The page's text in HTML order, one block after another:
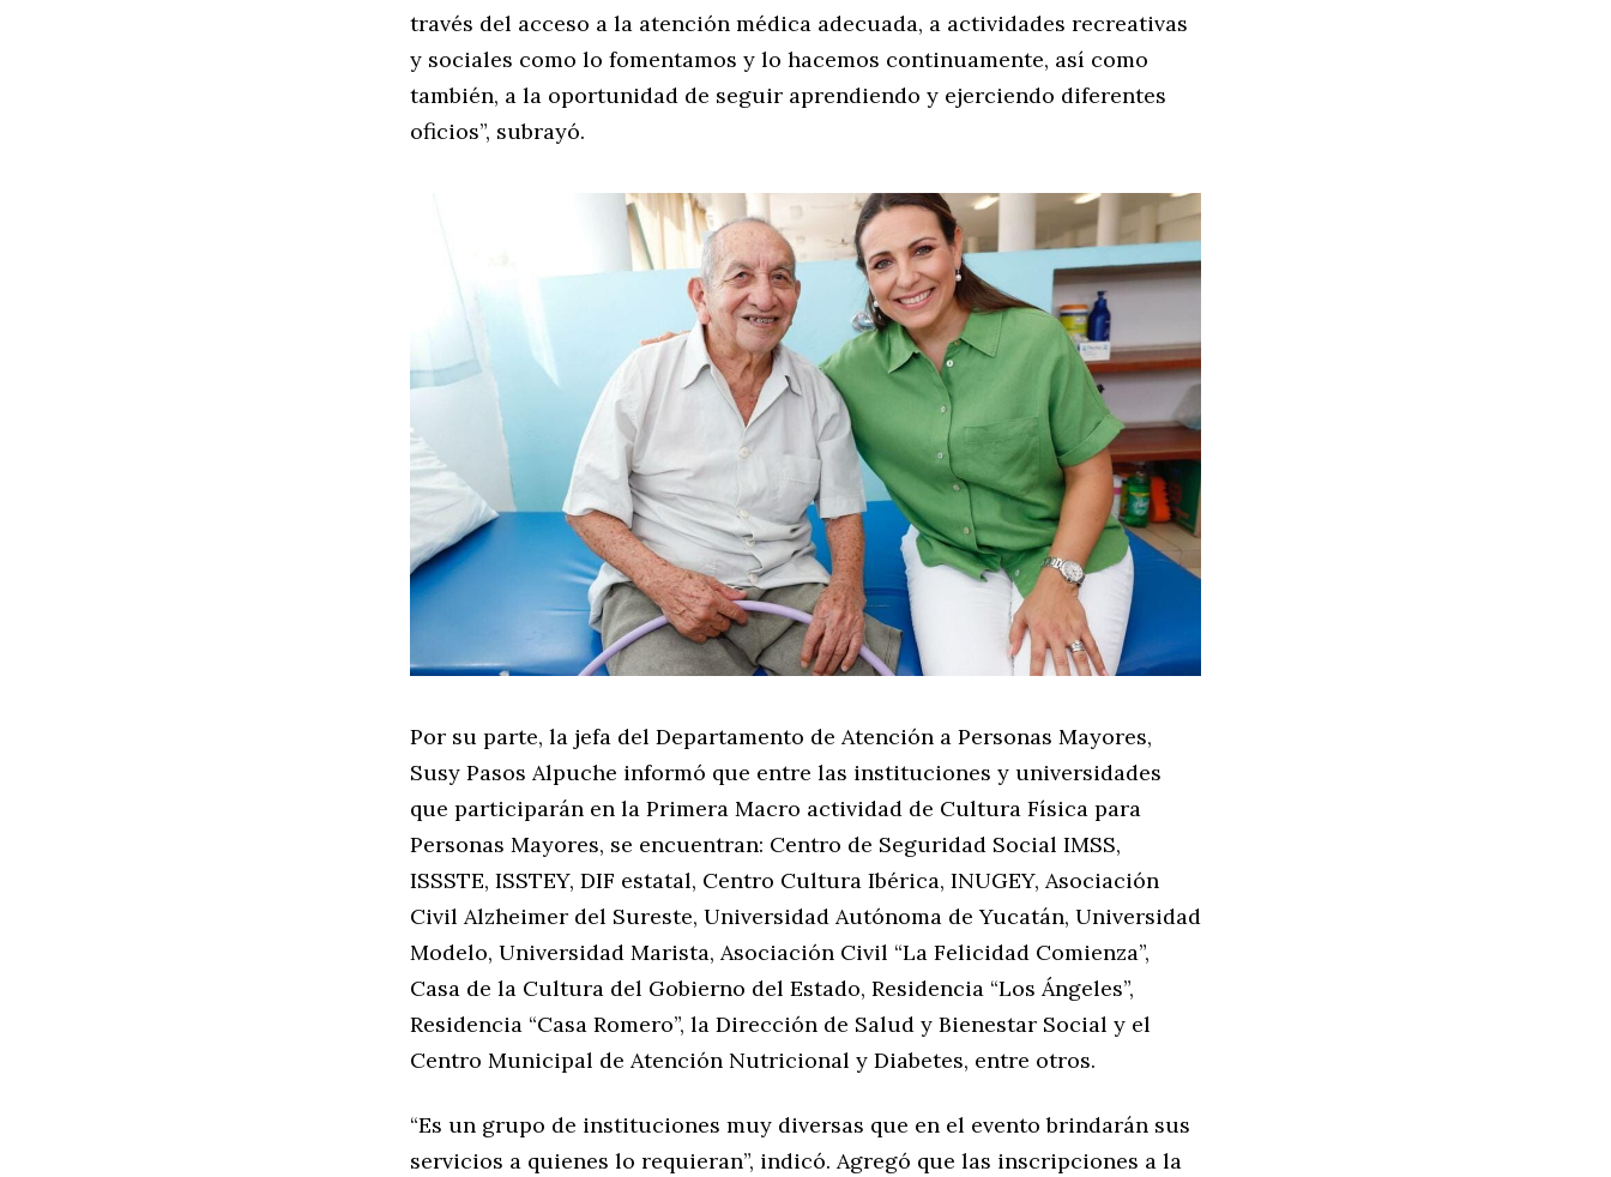
través del acceso a la atención médica adecuada, a actividades recreativas
y sociales como lo fomentamos y lo hacemos continuamente, así como
también, a la oportunidad de seguir aprendiendo y ejerciendo diferentes
oficios”, subrayó.
Por su parte, la jefa del Departamento de Atención a Personas Mayores,
Susy Pasos Alpuche informó que entre las instituciones y universidades
que participarán en la Primera Macro actividad de Cultura Física para
Personas Mayores, se encuentran: Centro de Seguridad Social IMSS,
ISSSTE, ISSTEY, DIF estatal, Centro Cultura Ibérica, INUGEY, Asociación
Civil Alzheimer del Sureste, Universidad Autónoma de Yucatán, Universidad
Modelo, Universidad Marista, Asociación Civil “La Felicidad Comienza”,
Casa de la Cultura del Gobierno del Estado, Residencia “Los Ángeles”,
Residencia “Casa Romero”, la Dirección de Salud y Bienestar Social y el
Centro Municipal de Atención Nutricional y Diabetes, entre otros.
“Es un grupo de instituciones muy diversas que en el evento brindarán sus
servicios a quienes lo requieran”, indicó. Agregó que las inscripciones a la